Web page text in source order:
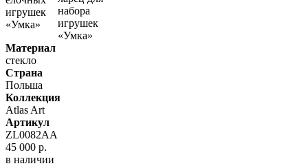
Материал
стекло
Страна
Польша
Коллекция
Atlas Art
Артикул
ZL0082AA
45 000 р.
в наличии